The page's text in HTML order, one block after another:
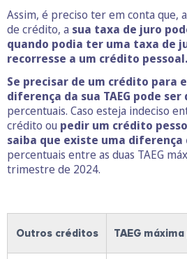
Assim, é preciso ter em conta que,
de crédito, a sua taxa de juro
quando podia ter uma taxa de
recorresse a um crédito pessoal.
Se precisar de um crédito para
diferença da sua TAEG pode ser
percentuais. Caso esteja indeciso
crédito ou pedir um crédito
saiba que existe uma diferença
percentuais entre as duas TAEG
trimestre de 2024.
Outros créditos TAEG